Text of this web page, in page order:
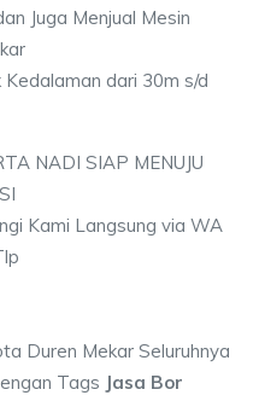
Juga Menjual Mesin
dari 30m s/d
NADI SIAP MENUJU
Kami Langsung via WA
Duren Mekar Seluruhnya
Tags Jasa Bor